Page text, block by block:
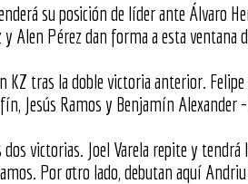
su posición de líder ante Álvaro
Alen Pérez dan forma a esta ventana
tras la doble victoria anterior.
Jesús Ramos y Benjamín
victorias. Joel Varela repite y
Por otro lado, debutan aquí Andriu